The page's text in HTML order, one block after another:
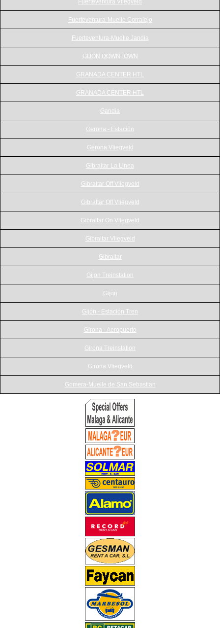
Fuerteventura Vliegveld
Fuerteventura-Muelle Corralejo
Fuerteventura-Muelle Jandia
GIJON DOWNTOWN
GRANADA CENTER HTL
GRANADA CENTER HTL
Gandia
Gerona - Estación
Gerona Vliegveld
Gibraltar La Linea
Gibraltar Off Vliegveld
Gibraltar Off Vliegveld
Gibraltar On Vliegveld
Gibraltar Vliegveld
Gibraltar
Gijon Treinstation
Gijon
Gijón - Estación Tren
Girona - Aeropuerto
Girona Treinstation
Girona Vliegveld
Gomera-Muelle de San Sebastian